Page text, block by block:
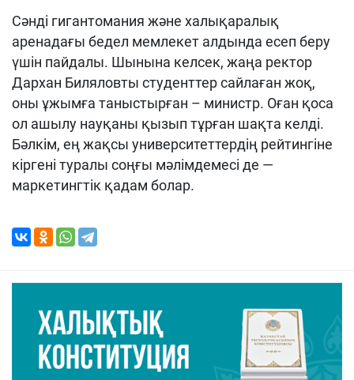
Сәнді гигантомания және халықаралық
аренадағы бедел мемлекет алдында есеп беру
үшін пайдалы. Шынына келсек, жаңа ректор
Дархан Биляловты студенттер сайлаған жоқ,
оны ұжымға таныстырған – министр. Оған қоса
ол ашылу науқаны қызып тұрған шақта келді.
Бәлкім, ең жақсы университеттердің рейтингіне
кіргені туралы соңғы мәлімдемесі де —
маркетингтік қадам болар.